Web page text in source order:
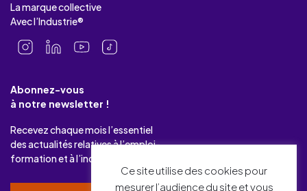
La marque collective
Avec l’Industrie®
Abonnez-vous
à notre newsletter !
Recevez chaque mois l’essentiel
des actualités relatives à l’emploi-
formation et à l’industrie.
Ce site utilise des cookies pour
mesurer l’audience du site et vous